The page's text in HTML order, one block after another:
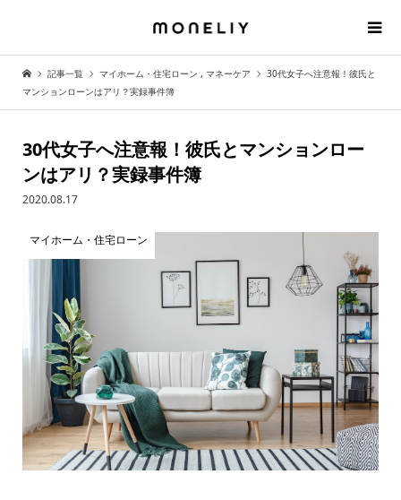
記事一覧 マイホーム・住宅ローン , マネーケア
30代女子へ注意報！彼氏と
マンションローンはアリ？実録事件簿
30代女子へ注意報！彼氏とマンションロー
ンはアリ？実録事件簿
2020.08.17
マイホーム・住宅ローン